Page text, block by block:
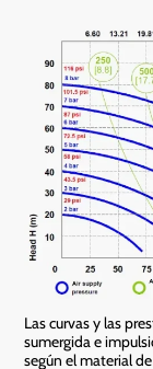
Las curvas y las
sumergida e
según el material